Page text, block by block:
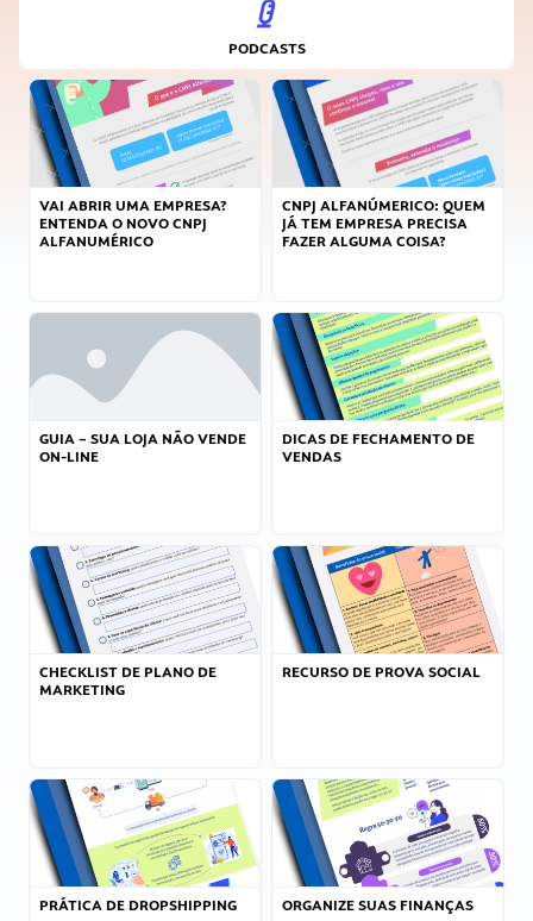
PODCASTS
VAI ABRIR UMA EMPRESA?
ENTENDA O NOVO CNPJ
ALFANUMÉRICO
CNPJ ALFANÚMERICO: QUEM
JÁ TEM EMPRESA PRECISA
FAZER ALGUMA COISA?
GUIA – SUA LOJA NÃO VENDE
ON-LINE
DICAS DE FECHAMENTO DE
VENDAS
CHECKLIST DE PLANO DE
MARKETING
RECURSO DE PROVA SOCIAL
PRÁTICA DE DROPSHIPPING ORGANIZE SUAS FINANÇAS